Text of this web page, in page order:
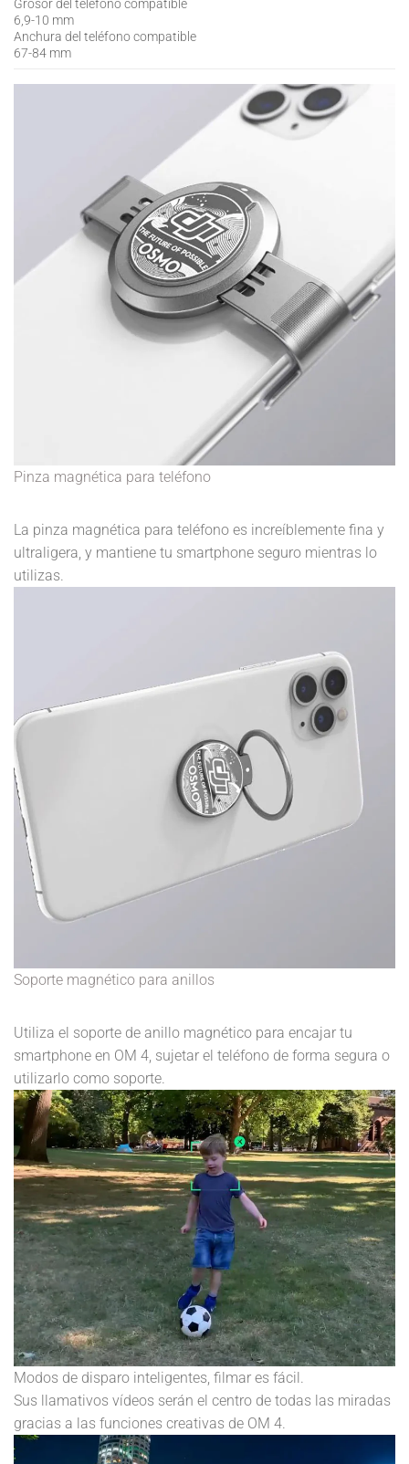
Grosor del teléfono compatible
6,9-10 mm
Anchura del teléfono compatible
67-84 mm
Pinza magnética para teléfono
La pinza magnética para teléfono es increíblemente fina y
ultraligera, y mantiene tu smartphone seguro mientras lo
utilizas.
Soporte magnético para anillos
Utiliza el soporte de anillo magnético para encajar tu
smartphone en OM 4, sujetar el teléfono de forma segura o
utilizarlo como soporte.
Modos de disparo inteligentes, filmar es fácil.
Sus llamativos vídeos serán el centro de todas las miradas
gracias a las funciones creativas de OM 4.